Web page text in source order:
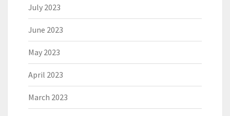
July 2023
June 2023
May 2023
April 2023
March 2023